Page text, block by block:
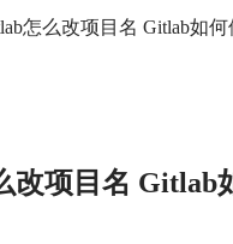
怎么改项目名 Gitlab如
改项目名 Gitlab